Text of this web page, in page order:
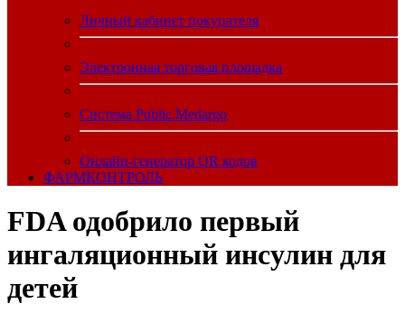
Личный кабинет покупателя
Электронная торговая площадка
Система Public.Medargo
Онлайн-генератор QR кодов
ФАРМКОНТРОЛЬ
FDA одобрило первый
ингаляционный инсулин для
детей